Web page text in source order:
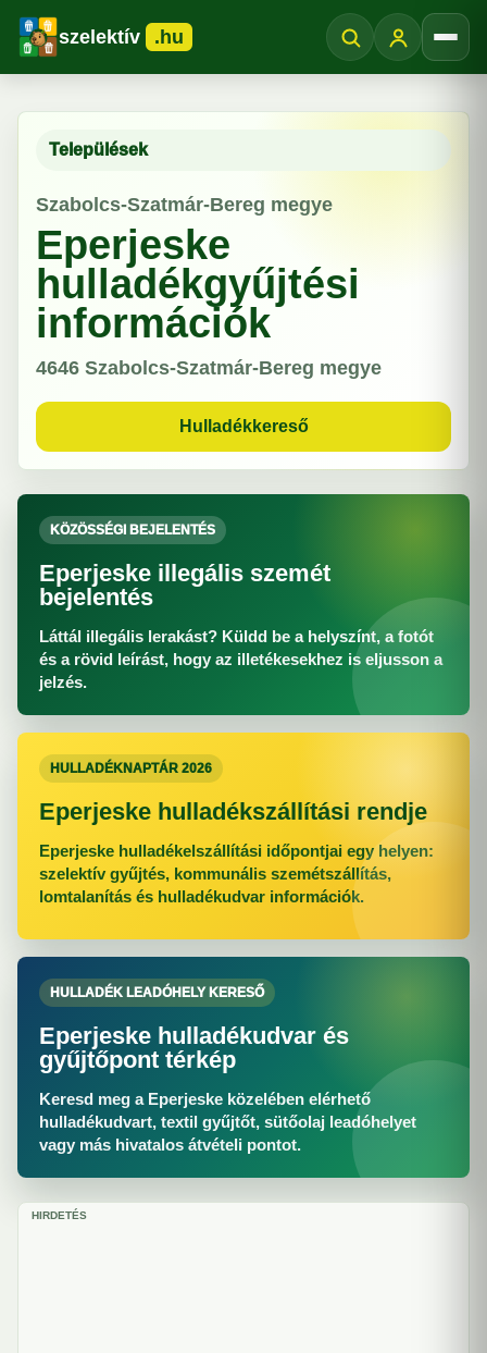
szelektív .hu
Települések
Szabolcs-Szatmár-Bereg megye
Eperjeske
hulladékgyűjtési
információk
4646 Szabolcs-Szatmár-Bereg megye
Hulladékkereső
KÖZÖSSÉGI BEJELENTÉS
Eperjeske illegális szemét
bejelentés
Láttál illegális lerakást? Küldd be a helyszínt, a fotót
és a rövid leírást, hogy az illetékesekhez is eljusson a
jelzés.
HULLADÉKNAPTÁR 2026
Eperjeske hulladékszállítási rendje
Eperjeske hulladékelszállítási időpontjai egy helyen:
szelektív gyűjtés, kommunális szemétszállítás,
lomtalanítás és hulladékudvar információk.
HULLADÉK LEADÓHELY KERESŐ
Eperjeske hulladékudvar és
gyűjtőpont térkép
Keresd meg a Eperjeske közelében elérhető
hulladékudvart, textil gyűjtőt, sütőolaj leadóhelyet
vagy más hivatalos átvételi pontot.
HIRDETÉS